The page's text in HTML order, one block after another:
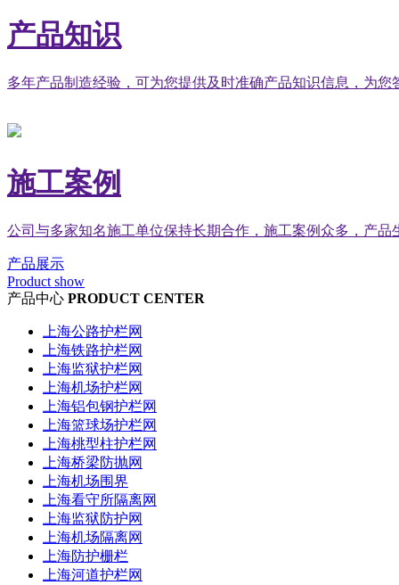
产品知识
多年产品制造经验，可为您提供及时准确产品知识信息，为您
施工案例
公司与多家知名施工单位保持长期合作，施工案例众多，产品
产品展示
Product show
产品中心 PRODUCT CENTER
上海公路护栏网
上海铁路护栏网
上海监狱护栏网
上海机场护栏网
上海铝包钢护栏网
上海篮球场护栏网
上海桃型柱护栏网
上海桥梁防抛网
上海机场围界
上海看守所隔离网
上海监狱防护网
上海机场隔离网
上海防护栅栏
上海河道护栏网